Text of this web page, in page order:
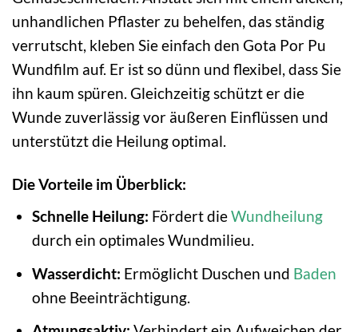
unhandlichen Pflaster zu behelfen, das ständig
verrutscht, kleben Sie einfach den Gota Por Pu
Wundfilm auf. Er ist so dünn und flexibel, dass Sie
ihn kaum spüren. Gleichzeitig schützt er die
Wunde zuverlässig vor äußeren Einflüssen und
unterstützt die Heilung optimal.
Die Vorteile im Überblick:
Schnelle Heilung: Fördert dieWundheilung
durch ein optimales Wundmilieu.
Wasserdicht: Ermöglicht Duschen und Baden
ohne Beeinträchtigung.